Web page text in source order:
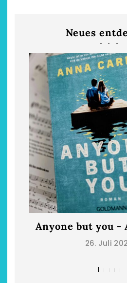
Neues
Anyone but you -
26. Juli